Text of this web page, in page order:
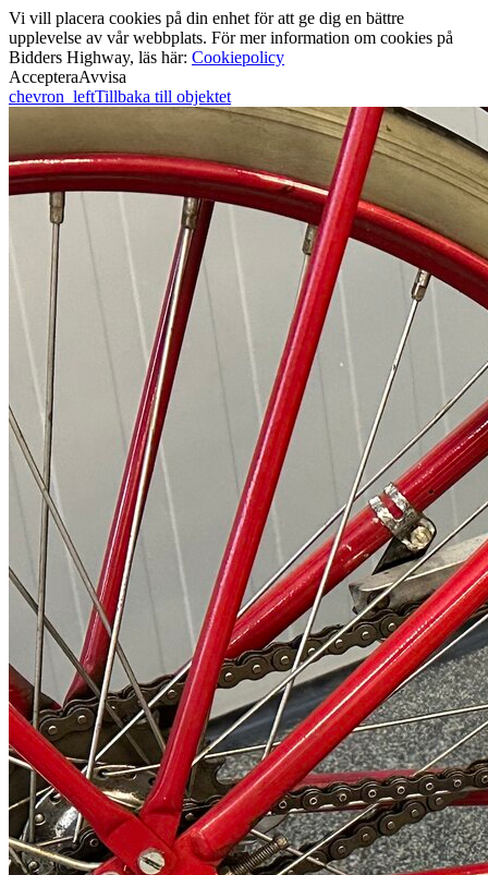
Vi vill placera cookies på din enhet för att ge dig en bättre
upplevelse av vår webbplats. För mer information om cookies på
Bidders Highway, läs här: Cookiepolicy
AccepteraAvvisa
chevron_leftTillbaka till objektet